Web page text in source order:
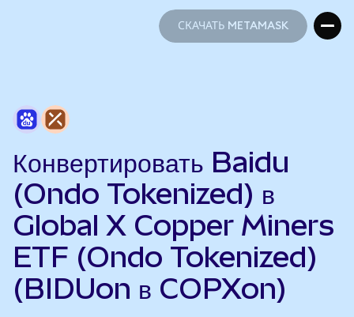
СКАЧАТЬ METAMASK
Конвертировать Baidu
(Ondo Tokenized) в
Global X Copper Miners
ETF (Ondo Tokenized)
(BIDUon в COPXon)